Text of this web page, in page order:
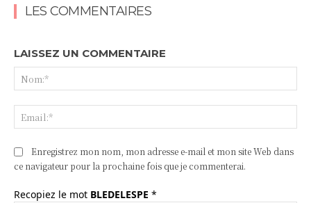
LES COMMENTAIRES
LAISSEZ UN COMMENTAIRE
Enregistrez mon nom, mon adresse e-mail et mon site Web dans
ce navigateur pour la prochaine fois que je commenterai.
Recopiez le mot BLEDELESPE *